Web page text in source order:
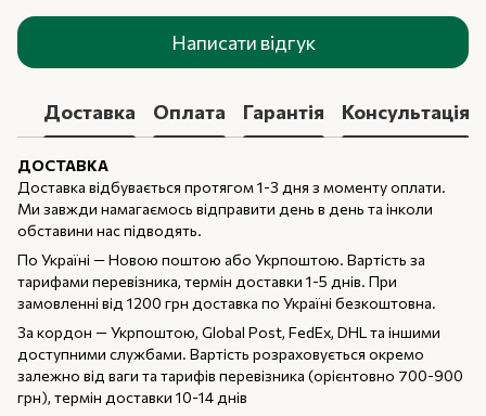
Написати відгук
Доставка Оплата Гарантія Консультація
ДОСТАВКА
Доставка відбувається протягом 1-3 дня з моменту оплати.
Ми завжди намагаємось відправити день в день та інколи
обставини нас підводять.
По Україні — Новою поштою або Укрпоштою. Вартість за
тарифами перевізника, термін доставки 1-5 днів. При
замовленні від 1200 грн доставка по Україні безкоштовна.
За кордон — Укрпоштою, Global Post, FedEx, DHL та іншими
доступними службами. Вартість розраховується окремо
залежно від ваги та тарифів перевізника (орієнтовно 700-900
грн), термін доставки 10-14 днів